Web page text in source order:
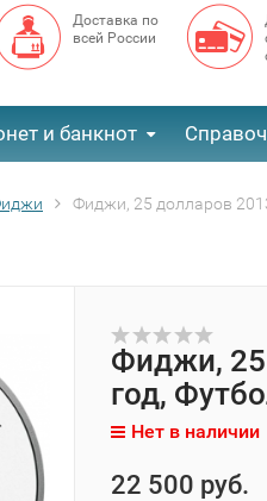
Доставка по
всей России
и банкнот
Фиджи, 25 долларов
Фиджи, 25
год,
Нет в наличии
22 500 руб.